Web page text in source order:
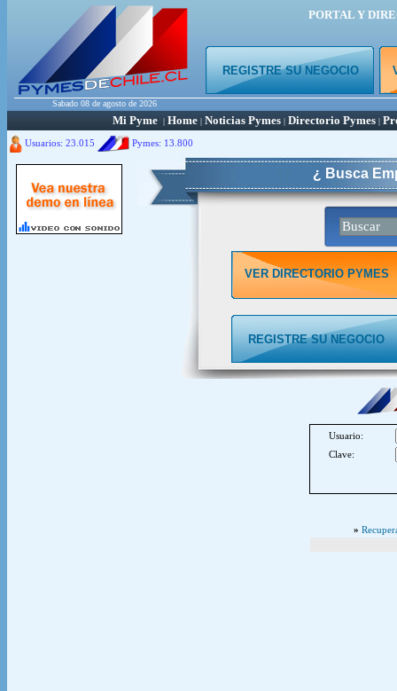
PORTAL Y
REGISTRE SU NEGOCIO
Sabado 08 de agosto de 2026
Mi Pyme | Home | Noticias Pymes | Directorio Pymes |
Usuarios: 23.015 Pymes: 13.800
¿ Busca
VER DIRECTORIO PYMES
REGISTRE SU NEGOCIO
Usuario:
Clave:
»